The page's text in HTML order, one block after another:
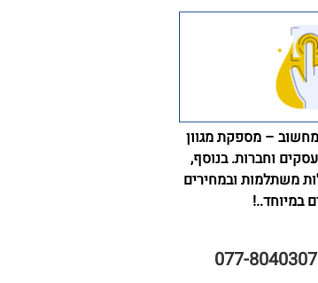
– מספקת מגוון
וחברות. בנוסף,
משתלמות ובמחירים
במיוחד..!